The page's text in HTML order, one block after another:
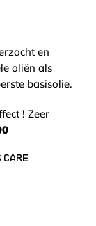
en
oliën als
basisolie.
! Zeer
care